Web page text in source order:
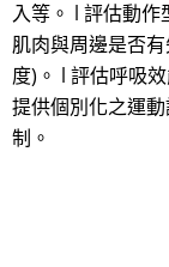
入等。 l 評估動
肌肉與周邊是否
度)。 l 評估呼吸
提供個別化之運
制。